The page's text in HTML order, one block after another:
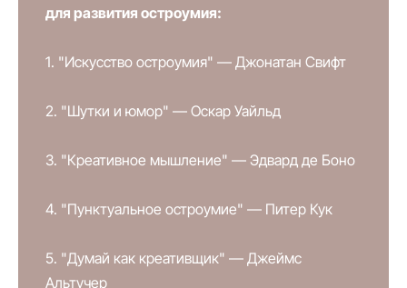
для развития остроумия:
1. "Искусство остроумия" — Джонатан Свифт
2. "Шутки и юмор" — Оскар Уайльд
3. "Креативное мышление" — Эдвард де Боно
4. "Пунктуальное остроумие" — Питер Кук
5. "Думай как креативщик" — Джеймс
Альтучер